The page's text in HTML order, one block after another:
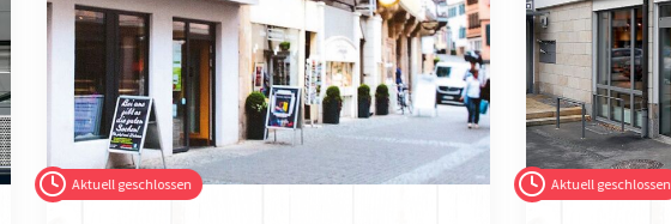
Aktuell geschlossen Aktuell geschlossen